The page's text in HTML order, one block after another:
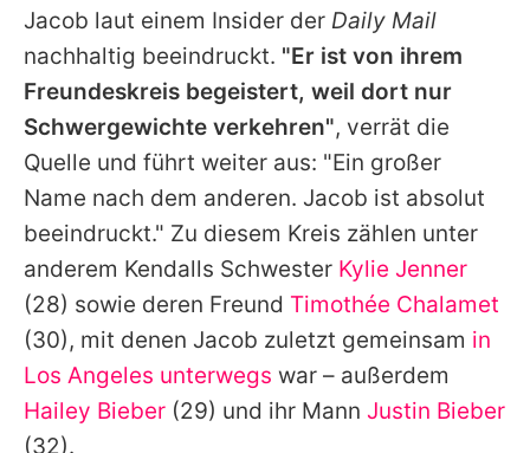
Redaktionelle Richtlinien
Impressum
Datenschutzerklärung
Nutzungsbedingungen
Utiq verwalten
Jacob laut einem Insider der Daily Mail
nachhaltig beeindruckt. "Er ist von ihrem
Freundeskreis begeistert, weil dort nur
Schwergewichte verkehren", verrät die
Quelle und führt weiter aus: "Ein großer
Name nach dem anderen. Jacob ist absolut
beeindruckt." Zu diesem Kreis zählen unter
anderem Kendalls Schwester Kylie Jenner
(28) sowie deren Freund Timothée Chalamet
(30), mit denen Jacob zuletzt gemeinsam in
Los Angeles unterwegs war – außerdem
Hailey Bieber (29) und ihr Mann Justin Bieber
(32).